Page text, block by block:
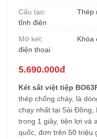
Cấu tạo:
Thép
tĩnh điện
Mở két:
Khóa
điện thoại
5.690.000đ
Két sắt việt tiệp
thép chống cháy, là
chạy nhất tại Sài Đồng,
trong 1 giây, tiện lợi và
quốc, đơn trên 50 triệu